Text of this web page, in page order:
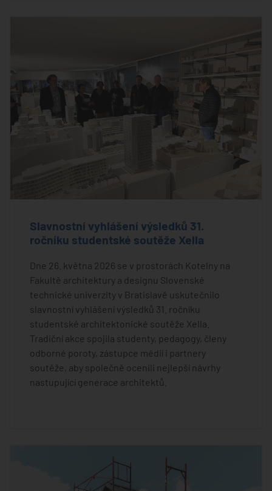
Slavnostní vyhlášení výsledků 31.
ročníku studentské soutěže Xella
Dne 26. května 2026 se v prostorách Kotelny na
Fakultě architektury a designu Slovenské
technické univerzity v Bratislavě uskutečnilo
slavnostní vyhlášení výsledků 31. ročníku
studentské architektonické soutěže Xella.
Tradiční akce spojila studenty, pedagogy, členy
odborné poroty, zástupce médií i partnery
soutěže, aby společně ocenili nejlepší návrhy
nastupující generace architektů.